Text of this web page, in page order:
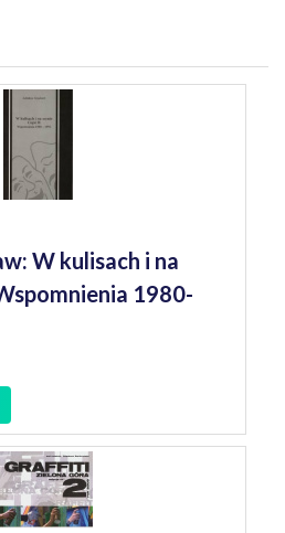
W kulisach i na
1980-